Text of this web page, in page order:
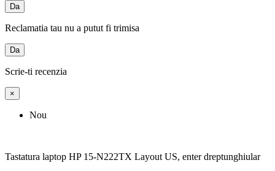
Da
Reclamatia tau nu a putut fi trimisa
Da
Scrie-ti recenzia
×
Nou
Tastatura laptop HP 15-N222TX Layout US, enter dreptunghiular